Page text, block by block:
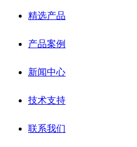
精选产品
产品案例
新闻中心
技术支持
联系我们